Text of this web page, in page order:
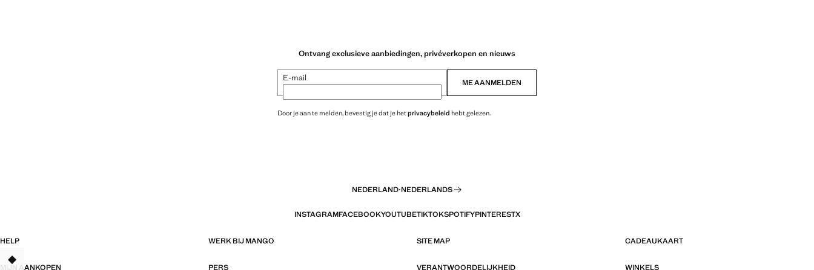
Ontvang exclusieve aanbiedingen, privéverkopen en nieuws
E-mail ME AANMELDEN
Door je aan te melden, bevestig je dat je hetprivacybeleid hebt gelezen.
NEDERLAND·NEDERLANDS
INSTAGRAMFACEBOOKYOUTUBETIKTOKSPOTIFYPINTERESTX
HELP WERK BIJ MANGO SITE MAP CADEAUKAART
MIJN AANKOPEN PERS VERANTWOORDELIJKHEID WINKELS